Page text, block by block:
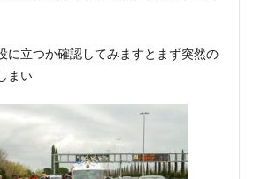
に立つか確認してみますとまず突然の
まい